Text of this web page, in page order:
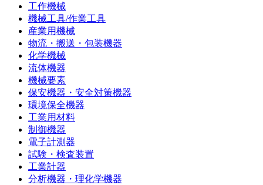
工作機械
機械工具/作業工具
産業用機械
物流・搬送・包装機器
化学機械
流体機器
機械要素
保安機器・安全対策機器
環境保全機器
工業用材料
制御機器
電子計測器
試験・検査装置
工業計器
分析機器・理化学機器